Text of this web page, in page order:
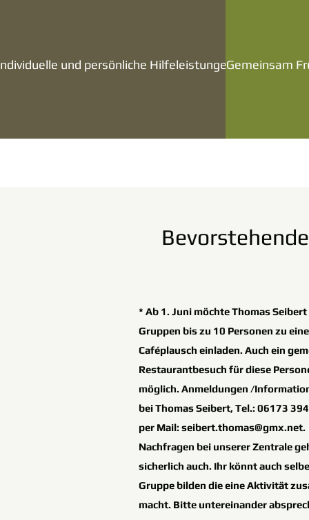
und persönliche HilfeleistungenGemeinsam
* Ab 1. Juni möchte Thomas
Gruppen bis zu 10 Personen zu
Caféplausch einladen. Auch ein
Restaurantbesuch für diese
möglich. Anmeldungen /
bei Thomas Seibert, Tel.: 06173
per Mail:seibert.thomas@gmx.net.
Nachfragen bei unserer Zentrale
sicherlich auch. Ihr könnt auch
Gruppe bilden die eine Aktivität
macht. Bitte untereinander